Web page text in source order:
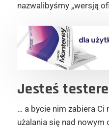
nazwalibyśmy „wersją
Jesteś
… a bycie nim zabiera Ci
użalania się nad